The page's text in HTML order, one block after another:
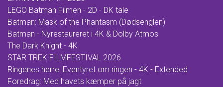
LEGO Batman Filmen - 2D - DK tale
Batman: Mask of the Phantasm (Dødsenglen)
Batman - Nyrestaureret i 4K & Dolby Atmos
The Dark Knight - 4K
STAR TREK FILMFESTIVAL 2026
Ringenes herre: Eventyret om ringen - 4K - Extended
Foredrag: Med havets kæmper på jagt